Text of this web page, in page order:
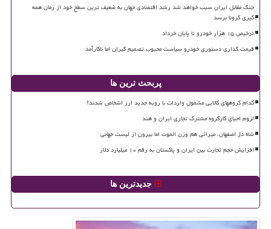
جنگ مقابل ایران سبب خواهد شد رشد اقتصادی جهان به ضعیف ترین سطح خود از زمان همه
گیری کرونا برسد
ترخیص ۱۵ هزار خودرو تا پایان خرداد
قیمت گذاری دستوری خودرو سیاست محبوب تصمیم گیران اما ناکارآمد
پربحث ترین ها
کدام گروههای کالایی مشمول واردات با رویه جدید ارز اشخاص شدند؟
لزوم احیای کارگروه مشترک تجاری ایران و هند
شاه دژ اصفهان، میراثی هم وزن الموت اما بیرون از لیست جهانی
افزایش حجم تجارت بین ایران و پاکستان به رقم ۱۰ میلیارد دلار
جدیدترین ها